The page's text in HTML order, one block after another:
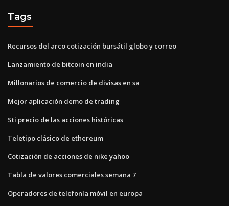
Tags
Recursos del arco cotización bursátil globo y correo
Lanzamiento de bitcoin en india
Millonarios de comercio de divisas en sa
Mejor aplicación demo de trading
Sti precio de las acciones históricas
Teletipo clásico de ethereum
Cotización de acciones de nike yahoo
Tabla de valores comerciales semana 7
Operadores de telefonía móvil en europa